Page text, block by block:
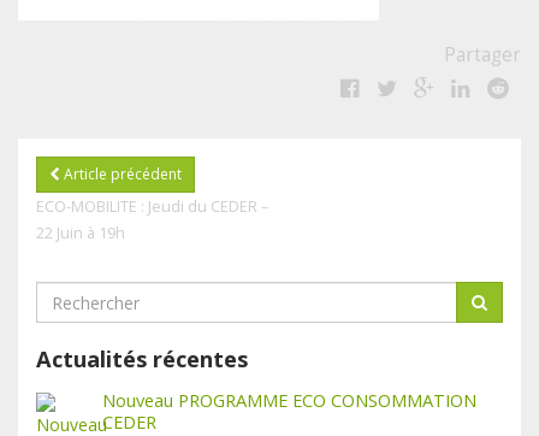
Partager
Article précédent
ECO-MOBILITE : Jeudi du CEDER –
22 Juin à 19h
Actualités récentes
Nouveau PROGRAMME ECO CONSOMMATION
CEDER